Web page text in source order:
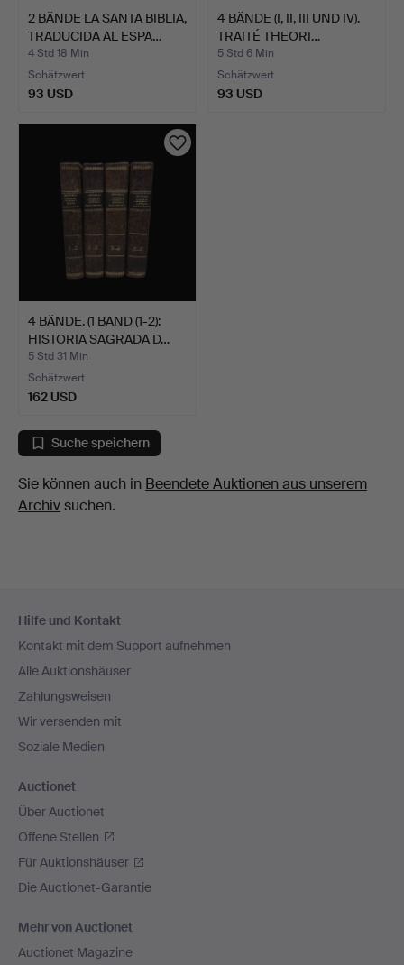
2 BÄNDE LA SANTA BIBLIA,
TRADUCIDA AL ESPA…
4 Std 18 Min
Schätzwert
93 USD
4 BÄNDE (I, II, III UND IV).
TRAITÉ THEORI…
5 Std 6 Min
Schätzwert
93 USD
4 BÄNDE. (1 BAND (1-2):
HISTORIA SAGRADA D…
5 Std 31 Min
Schätzwert
162 USD
Suche speichern
Sie können auch in Beendete Auktionen aus unserem
Archivsuchen.
Navigation
Hilfe und Kontakt
Kontakt mit dem Support aufnehmen
Alle Auktionshäuser
Zahlungsweisen
Wir versenden mit
Soziale Medien
Auctionet
Über Auctionet
Offene Stellen
Für Auktionshäuser
Die Auctionet-Garantie
Mehr von Auctionet
Auctionet Magazine